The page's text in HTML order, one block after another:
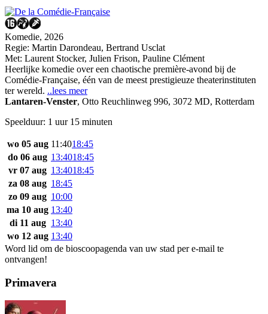
Komedie, 2026
Regie: Martin Darondeau, Bertrand Usclat
Met: Laurent Stocker, Julien Frison, Pauline Clément
Heerlijke komedie over een chaotische première-avond bij de
Comédie-Française, één van de meest prestigieuze theaterinstituten
ter wereld. ..lees meer
Lantaren-Venster, Otto Reuchlinweg 996, 3072 MD, Rotterdam
Speelduur: 1 uur 15 minuten
wo 05 aug 11:4018:45
do 06 aug 13:4018:45
vr 07 aug 13:4018:45
za 08 aug 18:45
zo 09 aug 10:00
ma 10 aug 13:40
di 11 aug 13:40
wo 12 aug 13:40
Word lid om de bioscoopagenda van uw stad per e-mail te
ontvangen!
Primavera